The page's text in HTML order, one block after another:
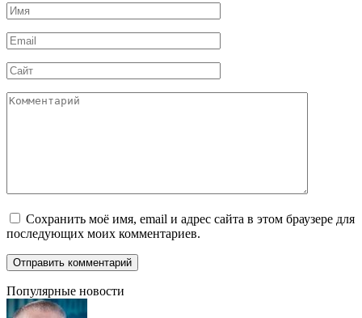
Имя
*
Email
*
Сайт
Комментарий
Сохранить моё имя, email и адрес сайта в этом браузере для
последующих моих комментариев.
Популярные новости